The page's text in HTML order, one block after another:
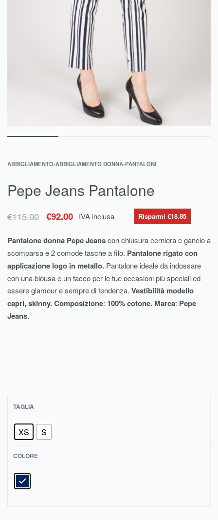
ABBIGLIAMENTO›ABBIGLIAMENTO DONNA›PANTALONI
Pepe Jeans Pantalone
€115.00 €92.00 IVA inclusa Risparmi €18.85
Pantalone donna Pepe Jeanscon chiusura cerniera e gancio a
scomparsa e 2 comode tasche a filo. Pantalone rigato con
applicazione logo in metallo. Pantalone ideale da indossare
con una blousa e un tacco per le tue occasioni più speciali ed
essere glamour e sempre di tendenza. Vestibilità modello
capri, skinny.Composizione: 100% cotone. Marca: Pepe
Jeans.
TAGLIA
XS S
COLORE